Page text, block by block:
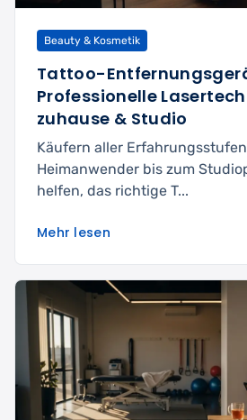
Beauty & Kosmetik
Tattoo-
Professionelle
zuhause & Studio
Käufern aller
Heimanwender bis zum
helfen, das richtige T...
Mehr lesen